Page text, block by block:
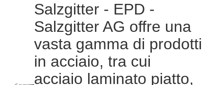
Salzgitter - EPD -
Salzgitter AG offre una
vasta gamma di prodotti
in acciaio, tra cui
acciaio laminato piatto,